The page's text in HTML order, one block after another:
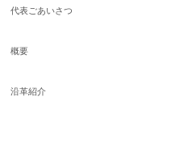
代表ごあいさつ
概要
沿革紹介